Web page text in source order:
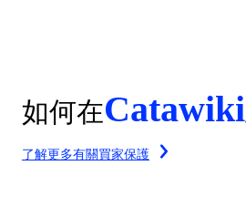
如何在Catawiki
了解更多有關買家保護